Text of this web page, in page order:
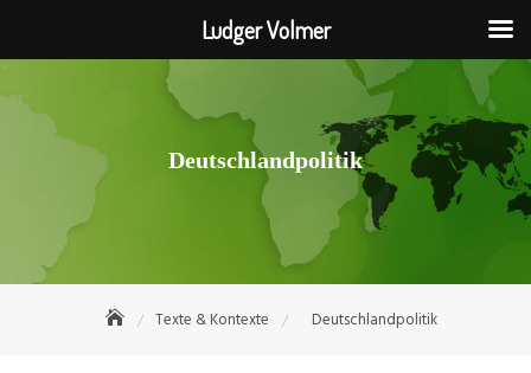
Skip
to
content
Deutschlandpolitik
Texte & Kontexte Deutschlandpolitik
Ludger Volmer